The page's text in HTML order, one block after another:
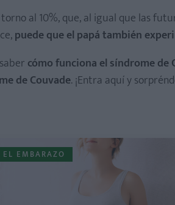
al 10%, que, al igual que las
puede que el papá también
cómo funciona el síndrome de
de Couvade. ¡Entra aquí y
EMBARAZO